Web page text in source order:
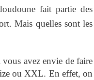
fait partie des
Mais quelles sont les
avez envie de faire
ou XXL. En effet, on